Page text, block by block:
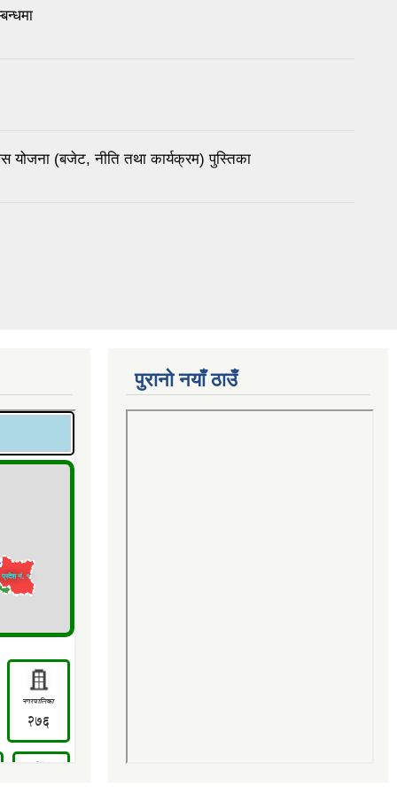
योजना (बजेट, नीति तथा कार्यक्रम) पुस्तिका
पुरानो नयाँ ठाउँ